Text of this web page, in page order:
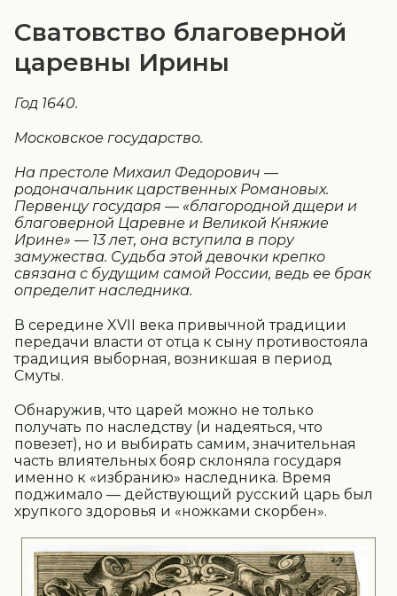
Сватовство благоверной
царевны Ирины
Год 1640.
Московское государство.
На престоле Михаил Федорович —
родоначальник царственных Романовых.
Первенцу государя — «благородной дщери и
благоверной Царевне и Великой Княжие
Ирине» — 13 лет, она вступила в пору
замужества. Судьба этой девочки крепко
связана с будущим самой России, ведь ее брак
определит наследника.
В середине XVII века привычной традиции
передачи власти от отца к сыну противостояла
традиция выборная, возникшая в период
Смуты.
Обнаружив, что царей можно не только
получать по наследству (и надеяться, что
повезет), но и выбирать самим, значительная
часть влиятельных бояр склоняла государя
именно к «избранию» наследника. Время
поджимало — действующий русский царь был
хрупкого здоровья и «ножками скорбен».